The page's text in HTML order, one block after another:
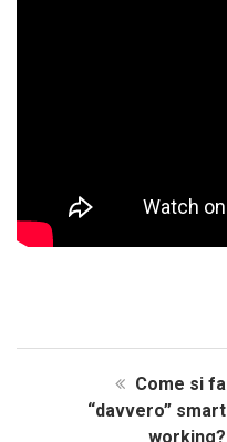
Come si fa
“davvero” smart
working?